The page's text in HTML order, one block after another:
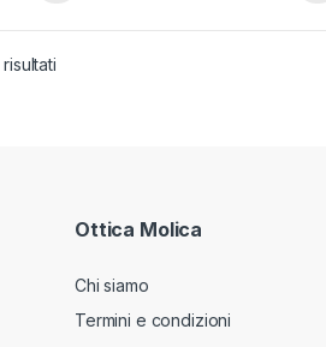
Ottica Molica
Chi siamo
Termini e condizioni